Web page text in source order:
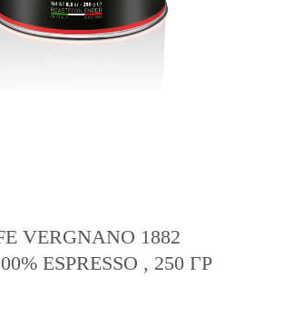
VERGNANO 1882
ESPRESSO , 250 ГР